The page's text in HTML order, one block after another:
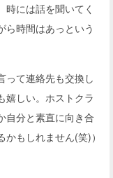
には話を聞いてく
ら時間はあっという
って連絡先も交換し
嬉しい。ホストクラ
自分と素直に向き合
もしれません(笑)）